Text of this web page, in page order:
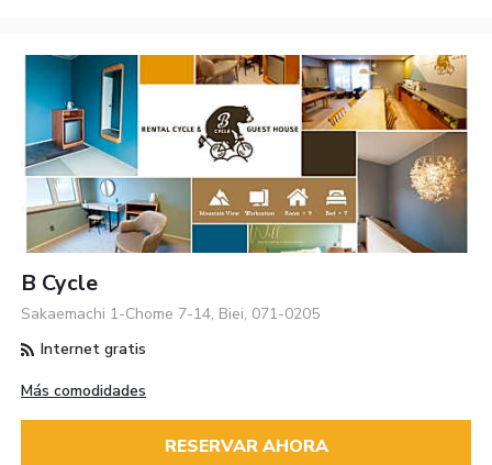
B Cycle
Sakaemachi 1-Chome 7-14, Biei, 071-0205
Internet gratis
Más comodidades
RESERVAR AHORA